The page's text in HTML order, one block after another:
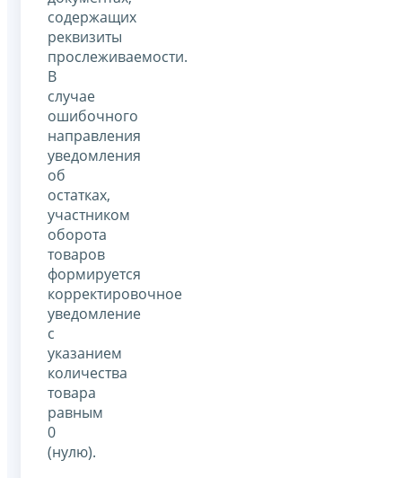
содержащих
реквизиты
прослеживаемости.
В
случае
ошибочного
направления
уведомления
об
остатках,
участником
оборота
товаров
формируется
корректировочное
уведомление
с
указанием
количества
товара
равным
0
(нулю).